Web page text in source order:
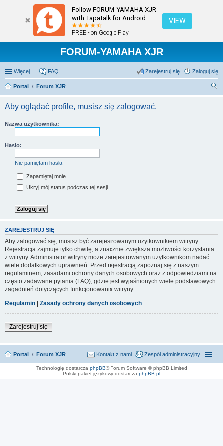
Follow FORUM-YAMAHA XJR
with Tapatalk for Android
FREE - on Google Play
VIEW
FORUM-YAMAHA XJR
Więcej… FAQ Zaloguj się
Zarejestruj się
Portal
Forum XJR
Aby oglądać profile, musisz się zalogować.
Nazwa użytkownika:
Hasło:
Nie pamiętam hasła
Zapamiętaj mnie
Ukryj mój status podczas tej sesji
ZAREJESTRUJ SIĘ
Aby zalogować się, musisz być zarejestrowanym użytkownikiem witryny.
Rejestracja zajmuje tylko chwilę, a znacznie zwiększa możliwości korzystania
z witryny. Administrator witryny może zarejestrowanym użytkownikom nadać
wiele dodatkowych uprawnień. Przed rejestracją zapoznaj się z naszym
regulaminem, zasadami ochrony danych osobowych oraz z odpowiedziami na
często zadawane pytania (FAQ), gdzie jest wyjaśnionych wiele podstawowych
zagadnień dotyczących funkcjonowania witryny.
Regulamin
Zasady ochrony danych osobowych
Zarejestruj się
Portal Forum XJR Zespół administracyjny
Kontakt z nami
Technologię dostarcza phpBB® Forum Software © phpBB Limited
Polski pakiet językowy dostarcza phpBB.pl